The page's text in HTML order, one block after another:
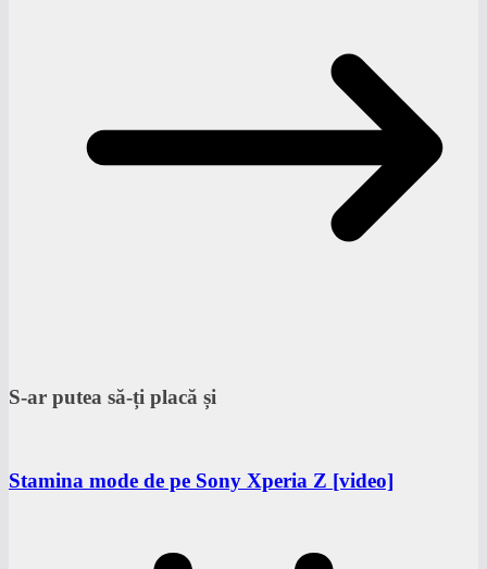
S-ar putea să-ți placă și
Stamina mode de pe Sony Xperia Z [video]